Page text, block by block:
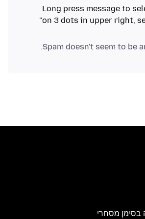
Long press message to
on 3 dots in upper right,
Spam doesn't seem to be
בסימן מסחרי